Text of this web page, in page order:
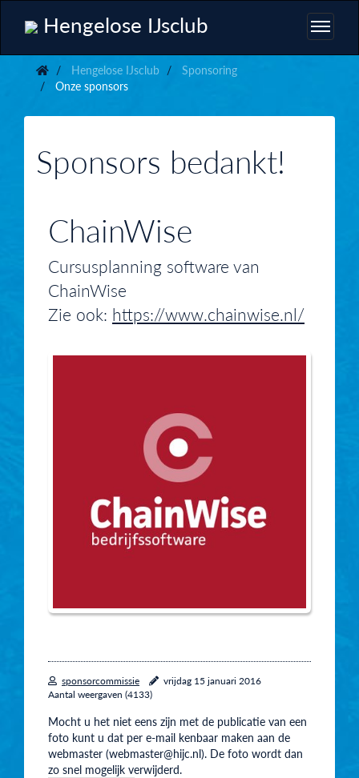
Hengelose IJsclub
Hengelose IJsclub
Sponsoring
Onze sponsors
Sponsors bedankt!
ChainWise
Cursusplanning software van
ChainWise
Zie ook: https://www.chainwise.nl/
sponsorcommissie
vrijdag 15 januari 2016
Aantal weergaven (4133)
Mocht u het niet eens zijn met de publicatie van een
foto kunt u dat per e-mail kenbaar maken aan de
webmaster (webmaster@hijc.nl). De foto wordt dan
zo snel mogelijk verwijderd.